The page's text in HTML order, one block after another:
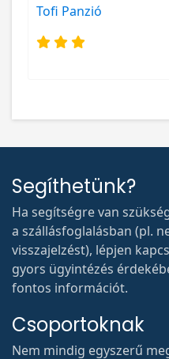
Tofi Panzió
Segíthetünk?
Ha segítségre van
a szállásfoglalásban (pl.
visszajelzést), lépjen
gyors ügyintézés
fontos információt.
Csoportoknak
Nem mindig egyszerű